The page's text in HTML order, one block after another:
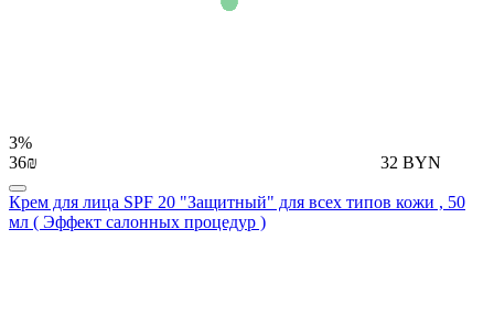
3%
36₪
32 BYN
Крем для лица SPF 20 "Защитный" для всех типов кожи , 50
мл ( Эффект салонных процедур )